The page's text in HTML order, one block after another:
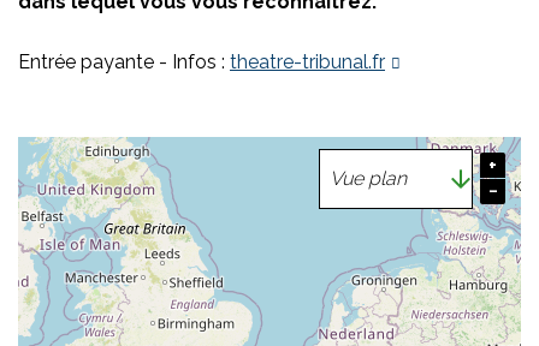
Entrée payante - Infos : theatre-tribunal.fr
+
−